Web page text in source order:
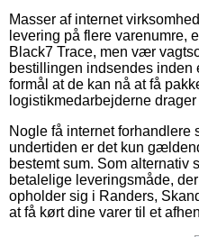
Masser af internet
levering på flere varenumre,
Black7 Trace, men vær
bestillingen indsendes inden
formål at de kan nå at få
logistikmedarbejderne
Nogle få internet forhandlere
undertiden er det kun
bestemt sum. Som alternativ
betalelige leveringsmåde,
opholder sig i Randers,
at få kørt dine varer til et